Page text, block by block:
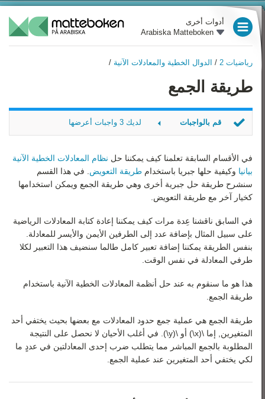
أدوات أخرى
Arabiska Matteboken
رياضيات 2 / الدوال الخطية والمعادلات الآنية /
طريقة الجمع
قم بالواجبات لديك 3 واجبات أعرضها
حِل النظام 2
الحد الأعلى
في الأقسام السابقة تعلمنا كيف يمكننا حل نظام المعادلات الخطية الآنية
بيانيا وكيفية حلها جبريا باستخدام طريقة التعويض. في هذا القسم
سنشرح طريقة حل جبرية أخرى وهي طريقة الجمع ويمكن استخدامها
كخيار آخر مع طريقة التعويض.
في السابق ناقشنا عِدة مرات كيف يمكننا إعادة كتابة المعادلات الرياضية
على سبيل المثال بإضافة عدد إلى الطرفين الأيمن والأيسر للمعادلة.
بنفس الطريقة يمكننا إضافة تعبير كامل طالما سنضيف هذا التعبير لكلا
طرفي المعادلة في نفس الوقت.
هذا هو ما سنقوم به عند حل أنظمة المعادلات الخطية الآنية باستخدام
طريقة الجمع.
طريقة الجمع هي عملية جمع حدود المعادلات مع بعضها بحيث يختفي أحد
المتغيرين, إما \(x\) أو \(y\). في أغلب الأحيان لا نحصل على النتيجة
المطلوبة بالجمع المباشر مما يتطلب ضرب إحدى المعادلتين في عددٍ ما
لكي يختفي أحد المتغيرين عند عملية الجمع.
العام الدراسي 4
العام الدراسي 5
العام الدراسي 6
العام الدراسي 8
العام الدراسي 9
رياضيات 1
رياضيات 2
رياضيات 2
نظرة عامة
الجبر
معادلات الدرجة الثانية
الدوال والرسوم البيانية
الدوال الخطية والمعادلات
الآنية
اللوغاريتمات
الإحصاء
رياضيات 3
رياضيات 4
رياضيات 5